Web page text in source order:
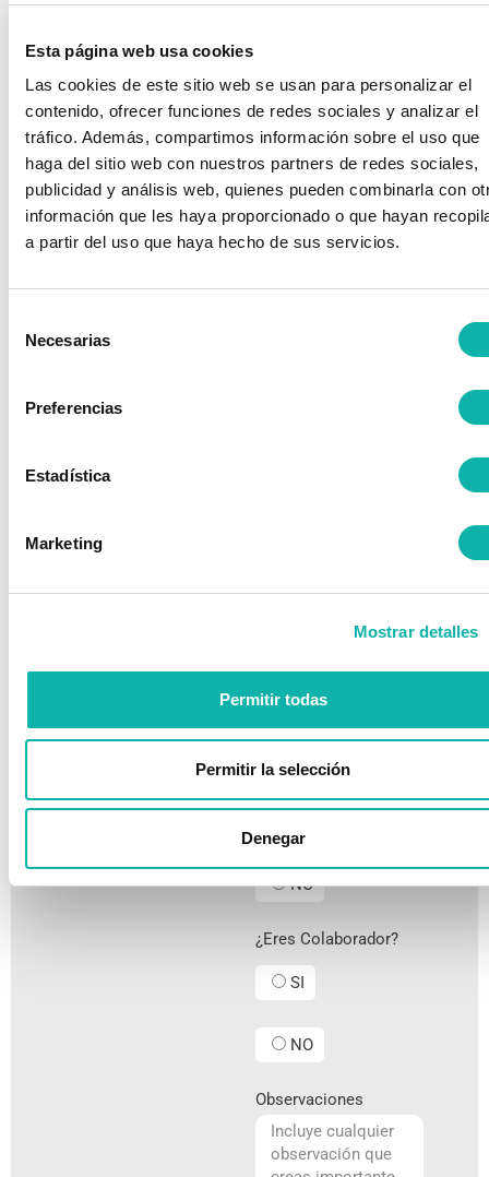
Esta página web usa cookies
Las cookies de este sitio web se usan para personalizar el
contenido, ofrecer funciones de redes sociales y analizar el
tráfico. Además, compartimos información sobre el uso que
haga del sitio web con nuestros partners de redes sociales,
publicidad y análisis web, quienes pueden combinarla con
información que les haya proporcionado o que hayan
a partir del uso que haya hecho de sus servicios.
Necesarias
Preferencias
Estadística
Marketing
Mostrar detalles
Permitir todas
Permitir la selección
Denegar
Realiza el pago
mediante
transferencia
bancaria.
Envíanos el
justificante a
maria.rodriguez@bequinor.org
Empresa
¿Eres Asociado?
NO
¿Eres Colaborador?
SI
NO
Observaciones